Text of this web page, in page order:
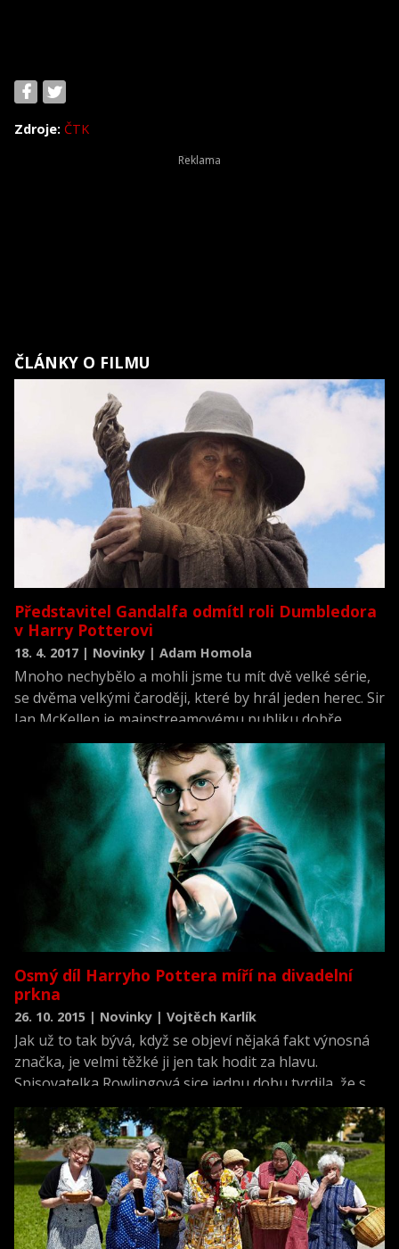
Zdroje: ČTK
ČLÁNKY O FILMU
Představitel Gandalfa odmítl roli Dumbledora
v Harry Potterovi
18. 4. 2017 | Novinky | Adam Homola
Mnoho nechybělo a mohli jsme tu mít dvě velké série,
se dvěma velkými čaroději, které by hrál jeden herec. Sir
Ian McKellen je mainstreamovému publiku dobře
známý jako kouzelník Gandalf z Pána Prstenů a Hobita,
nebo jako Magneto ze série X-Men. Jenže skoro jsme
tu měla Sira Iana McKellena i jako Dumbledora z Harry
Osmý díl Harryho Pottera míří na divadelní
prkna
26. 10. 2015 | Novinky | Vojtěch Karlík
Jak už to tak bývá, když se objeví nějaká fakt výnosná
značka, je velmi těžké ji jen tak hodit za hlavu.
Spisovatelka Rowlingová sice jednu dobu tvrdila, že s
Harry Potterem skončila, ale ukazuje se, že to není až
tak pravda. Zbrusu nový díl totiž zamíří příští léto na
divadelní prkna.